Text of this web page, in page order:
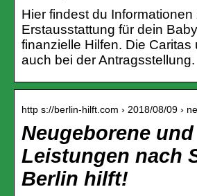
Hier findest du Informationen
Erstausstattung für dein
finanzielle Hilfen. Die Caritas
auch bei der Antragsstellung.
http s://berlin-hilft.com › 2018/08/09 ›
Neugeborene und
Leistungen nach
Berlin hilft!